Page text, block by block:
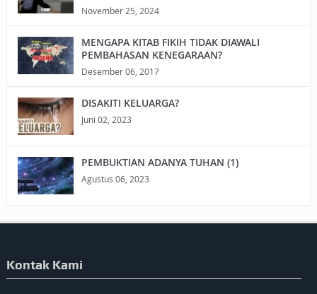
November 25, 2024
MENGAPA KITAB FIKIH TIDAK DIAWALI
PEMBAHASAN KENEGARAAN?
Desember 06, 2017
DISAKITI KELUARGA?
Juni 02, 2023
PEMBUKTIAN ADANYA TUHAN (1)
Agustus 06, 2023
Kontak Kami